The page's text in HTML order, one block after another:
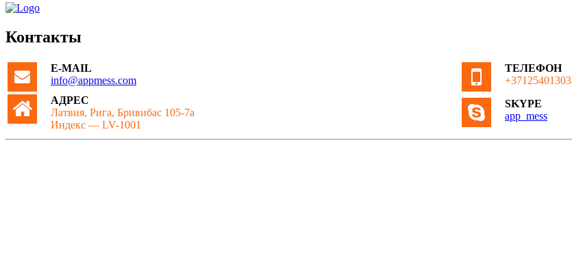
Контакты
E-MAIL
info@appmess.com
ТЕЛЕФОН
+37125401303
АДРЕС
Латвия, Рига, Бривибас 105-7а
Индекс — LV-1001
SKYPE
app_mess